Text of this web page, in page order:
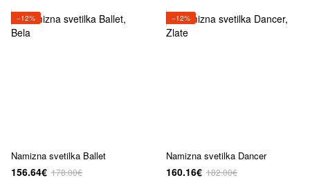
−12%
Namizna svetilka Ballet
156.64€ 178.00€
−12%
Namizna svetilka Dancer
160.16€ 182.00€